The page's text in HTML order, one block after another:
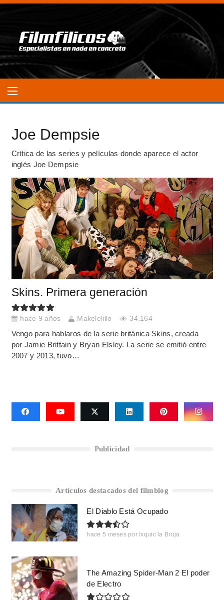
Joe Dempsie
Crítica de las series y películas donde aparece el actor
inglés Joe Dempsie
Skins. Primera generación
hace 9 años Makelelillo 34.164
Vengo para hablaros de la serie británica Skins, creada
por Jamie Brittain y Bryan Elsley. La serie se emitió entre
2007 y 2013, tuvo…
Publicidad
Artículos destacados del filmblog
El Diablo Está Ocupado
hace 5 meses por Ixquic la Bruja
The Amazing Spider-Man 2 El poder
de Electro